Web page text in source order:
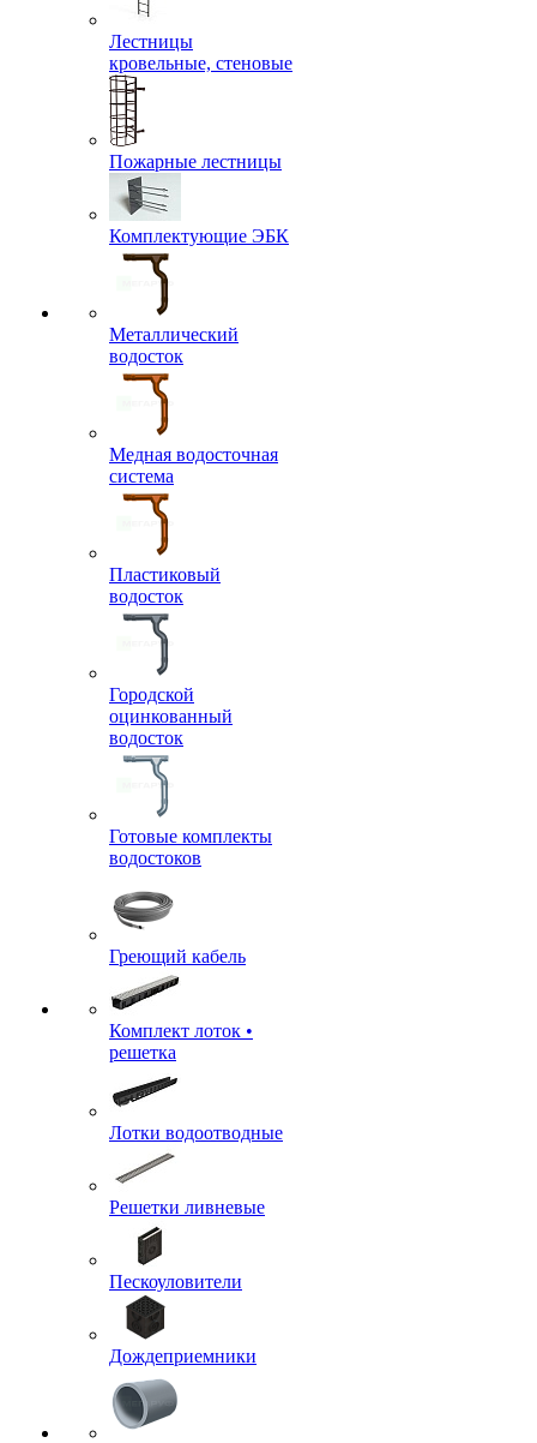
Лестницы
кровельные, стеновые
Пожарные лестницы
Комплектующие ЭБК
Металлический
водосток
Медная водосточная
система
Пластиковый
водосток
Городской
оцинкованный
водосток
Готовые комплекты
водостоков
Греющий кабель
Комплект лоток •
решетка
Лотки водоотводные
Решетки ливневые
Пескоуловители
Дождеприемники